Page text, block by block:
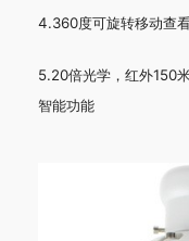
4.360度可旋转移动查
5.20倍光学，红外150
智能功能